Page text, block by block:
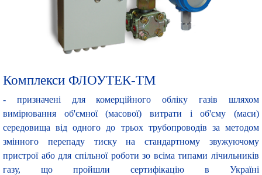
Комплекси ФЛОУТЕК-ТМ
- призначені для комерційного обліку газів шляхом
вимірювання об'ємної (масової) витрати і об'єму (маси)
середовища від одного до трьох трубопроводів за методом
змінного перепаду тиску на стандартному звужуючому
пристрої або для спільної роботи зо всіма типами лічильників
газу, що пройшли сертифікацію в Україні